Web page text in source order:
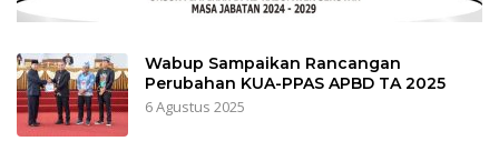
Wabup Sampaikan Rancangan
Perubahan KUA-PPAS APBD TA 2025
6 Agustus 2025